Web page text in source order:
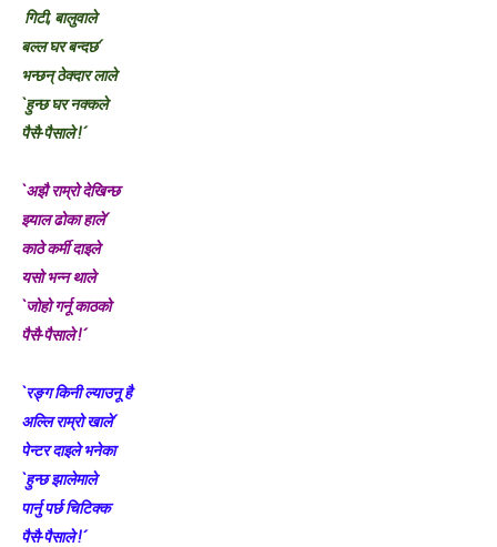
लघुकथा : गुलियो माया
लघुकथा: दसैँको टीका
बालकविता: तीज आयो तीजमा
तीजको दर (लघुकथा)
औँलाको गीत (बालगीत)
गिटी, बालुवाले
बल्ल घर बन्दछ´
भन्छन् ठेक्दार लाले
`हुन्छ घर नक्कले
पैसै-पैसाले !´
`अझै राम्रो देखिन्छ
झ्याल ढोका हाले´
काठे कर्मी दाइले
यसो भन्न थाले
`जोहो गर्नू काठको
पैसै-पैसाले !´
`रङ्ग किनी ल्याउनू है
अल्लि राम्रो खाले´
पेन्टर दाइले भनेका
`हुन्छ झालेमाले
पार्नु पर्छ चिटिक्क
पैसै-पैसाले !´